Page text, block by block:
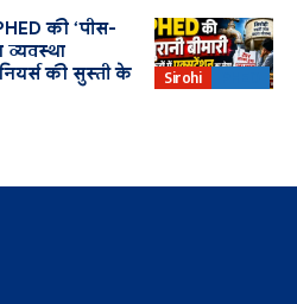
Sirohi
की ‘पीस-
व्यवस्था
की सुस्ती के